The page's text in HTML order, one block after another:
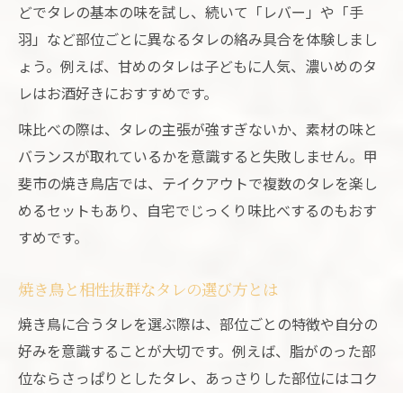
どでタレの基本の味を試し、続いて「レバー」や「手
羽」など部位ごとに異なるタレの絡み具合を体験しまし
ょう。例えば、甘めのタレは子どもに人気、濃いめのタ
レはお酒好きにおすすめです。
味比べの際は、タレの主張が強すぎないか、素材の味と
バランスが取れているかを意識すると失敗しません。甲
斐市の焼き鳥店では、テイクアウトで複数のタレを楽し
めるセットもあり、自宅でじっくり味比べするのもおす
すめです。
焼き鳥と相性抜群なタレの選び方とは
焼き鳥に合うタレを選ぶ際は、部位ごとの特徴や自分の
好みを意識することが大切です。例えば、脂がのった部
位ならさっぱりとしたタレ、あっさりした部位にはコク